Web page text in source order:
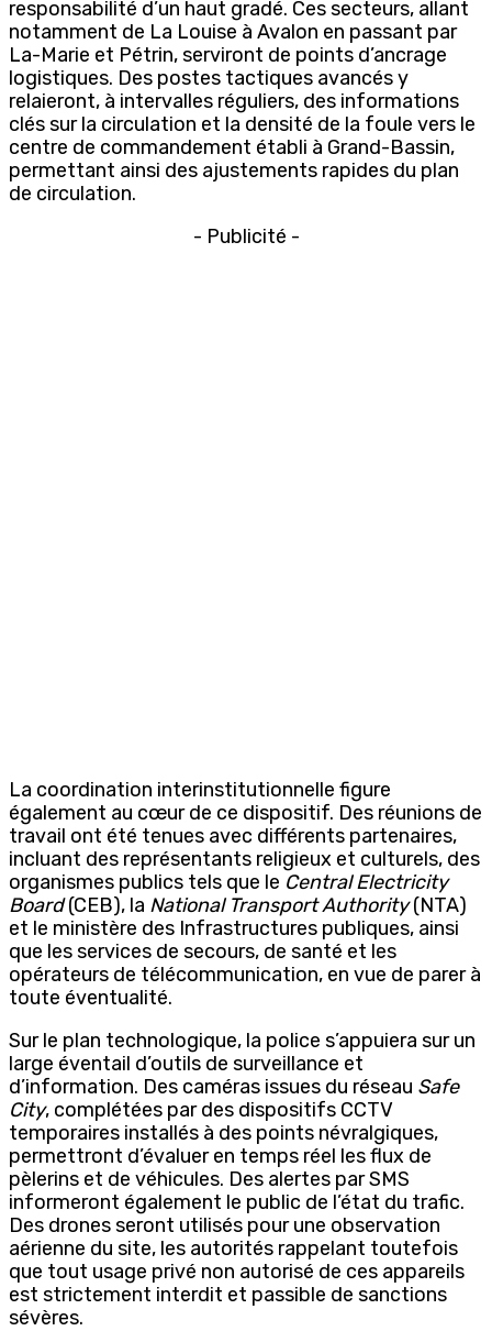
responsabilité d’un haut gradé. Ces secteurs, allant
notamment de La Louise à Avalon en passant par
La-Marie et Pétrin, serviront de points d’ancrage
logistiques. Des postes tactiques avancés y
relaieront, à intervalles réguliers, des informations
clés sur la circulation et la densité de la foule vers le
centre de commandement établi à Grand-Bassin,
permettant ainsi des ajustements rapides du plan
de circulation.
- Publicité -
La coordination interinstitutionnelle figure
également au cœur de ce dispositif. Des réunions de
travail ont été tenues avec différents partenaires,
incluant des représentants religieux et culturels, des
organismes publics tels que le Central Electricity
Board(CEB), la National Transport Authority(NTA)
et le ministère des Infrastructures publiques, ainsi
que les services de secours, de santé et les
opérateurs de télécommunication, en vue de parer à
toute éventualité.
Sur le plan technologique, la police s’appuiera sur un
large éventail d’outils de surveillance et
d’information. Des caméras issues du réseau Safe
City, complétées par des dispositifs CCTV
temporaires installés à des points névralgiques,
permettront d’évaluer en temps réel les flux de
pèlerins et de véhicules. Des alertes par SMS
informeront également le public de l’état du trafic.
Des drones seront utilisés pour une observation
aérienne du site, les autorités rappelant toutefois
que tout usage privé non autorisé de ces appareils
est strictement interdit et passible de sanctions
sévères.